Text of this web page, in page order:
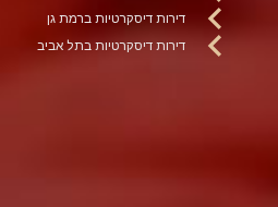
דירות דיסקרטיות ברמת גן
דירות דיסקרטיות בתל אביב